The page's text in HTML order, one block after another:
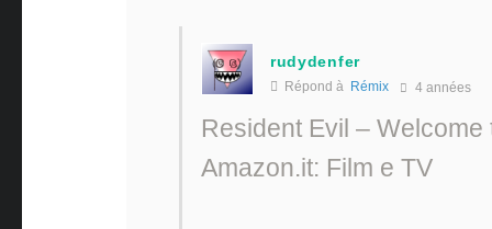
rudydenfer
Répond à Rémix 4 années
Resident Evil –
Amazon.it: Film e TV